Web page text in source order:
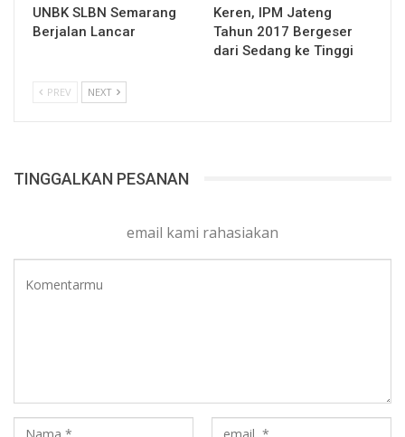
UNBK SLBN Semarang
Berjalan Lancar
Keren, IPM Jateng
Tahun 2017 Bergeser
dari Sedang ke Tinggi
PREV NEXT
TINGGALKAN PESANAN
email kami rahasiakan